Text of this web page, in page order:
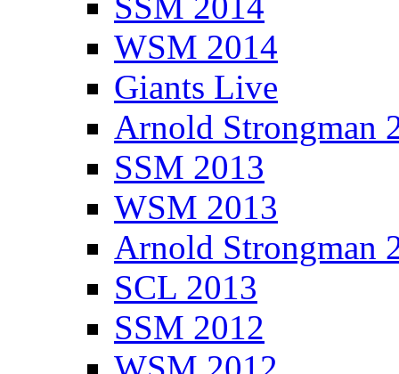
WSM 2014
Giants Live
Arnold Strongman
SSM 2013
WSM 2013
Arnold Strongman
SCL 2013
SSM 2012